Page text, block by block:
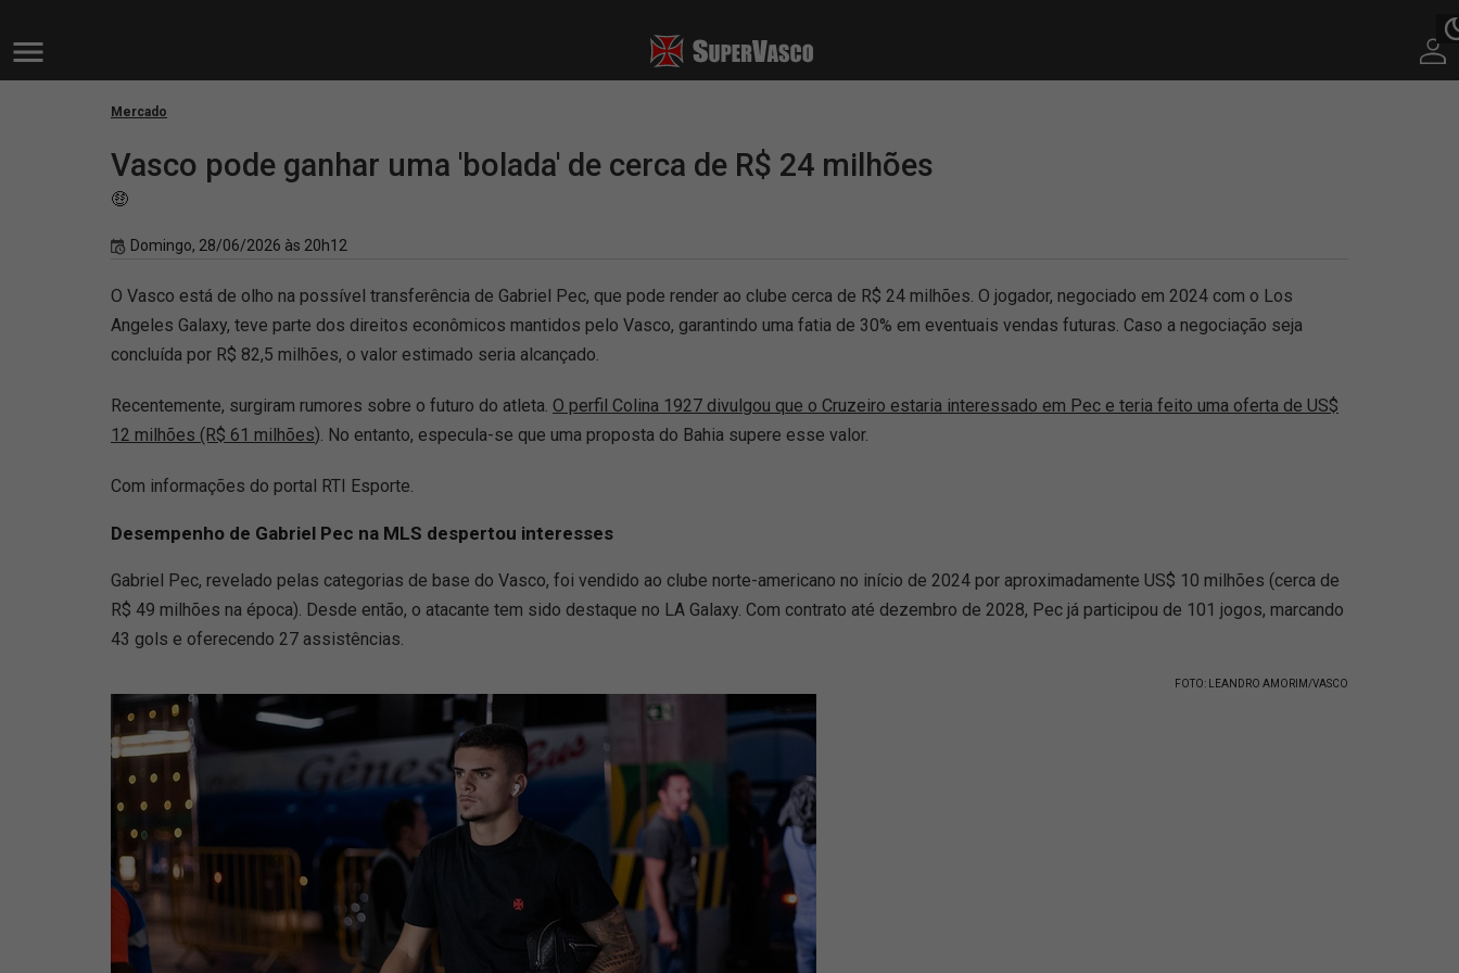
Mercado
Vasco pode ganhar uma 'bolada' de cerca de R$ 24 milhões
🤑
Domingo, 28/06/2026 às 20h12
O Vasco está de olho na possível transferência de Gabriel Pec, que pode render ao clube cerca de R$ 24 milhões. O jogador, negociado em 2024 com o Los
Angeles Galaxy, teve parte dos direitos econômicos mantidos pelo Vasco, garantindo uma fatia de 30% em eventuais vendas futuras. Caso a negociação seja
concluída por R$ 82,5 milhões, o valor estimado seria alcançado.
Recentemente, surgiram rumores sobre o futuro do atleta. O perfil Colina 1927 divulgou que o Cruzeiro estaria interessado em Pec e teria feito uma oferta de US$
12 milhões (R$ 61 milhões). No entanto, especula-se que uma proposta do Bahia supere esse valor.
Com informações do portal RTI Esporte.
Desempenho de Gabriel Pec na MLS despertou interesses
Gabriel Pec, revelado pelas categorias de base do Vasco, foi vendido ao clube norte-americano no início de 2024 por aproximadamente US$ 10 milhões (cerca de
R$ 49 milhões na época). Desde então, o atacante tem sido destaque no LA Galaxy. Com contrato até dezembro de 2028, Pec já participou de 101 jogos, marcando
43 gols e oferecendo 27 assistências.
FOTO: LEANDRO AMORIM/VASCO